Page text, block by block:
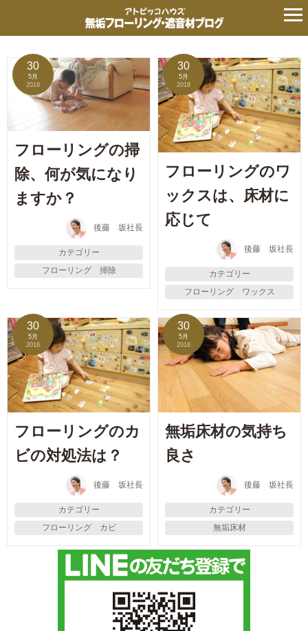
クリーナーの記事
30
5月
2018
フローリングの掃
除、何が気になり
ますか？
後藤 坂社長
カテゴリー
フローリング 掃除
30
5月
2018
フローリングのワ
ックスは、床材に
応じて
後藤 坂社長
カテゴリー
フローリング ワックス
30
5月
2018
フローリングのカ
ビの対処法は？
後藤 坂社長
カテゴリー
フローリング カビ
30
5月
2018
無垢床材の気持ち
良さ
後藤 坂社長
カテゴリー
無垢床材